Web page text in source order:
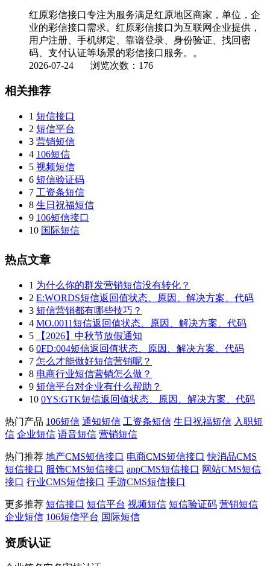
红原彩信接口专注为服务满足红原地区商家，单位，企
业的彩信接口需求。红原彩信接口为互联网企业提供，
用户注册、手机绑定、靠谱登录、身份验证、找回密
码、支付认证等场景的彩信接口服务。。
2026-07-24 浏览次数：176
相关推荐
1 短信接口
2 短信平台
3 营销短信
4 106短信
5 视频短信
6 短信验证码
7 工资条短信
8 生日祝福短信
9 106短信接口
10 国际短信
热点文章
1 为什么你的群发营销短信没有转化？
2 E:WORDS短信返回值状态、原因、解决方案、代码
3 短信营销都有哪些技巧？
4 MO.0011短信返回值状态、原因、解决方案、代码
5
【2026】中秋节放假通知
6 0FD:004短信返回值状态、原因、解决方案、代码
7 怎么才能做好短信营销呢？
8 电商行业短信营销怎么做？
9 短信平台对企业有什么帮助？
10 0YS:GTK短信返回值状态、原因、解决方案、代码
热门产品 106短信 通知短信 工资条短信 生日祝福短信 入职短
信 企业短信 语音短信 营销短信
热门推荐 地产CMS短信接口 电商CMS短信接口 快消品CMS
短信接口 服饰CMS短信接口 appCMS短信接口 网站CMS短信
接口 行业CMS短信接口 手游CMS短信接口
更多推荐 短信接口 短信平台 视频短信 短信验证码 营销短信
企业短信 106短信平台 国际短信
资质认证